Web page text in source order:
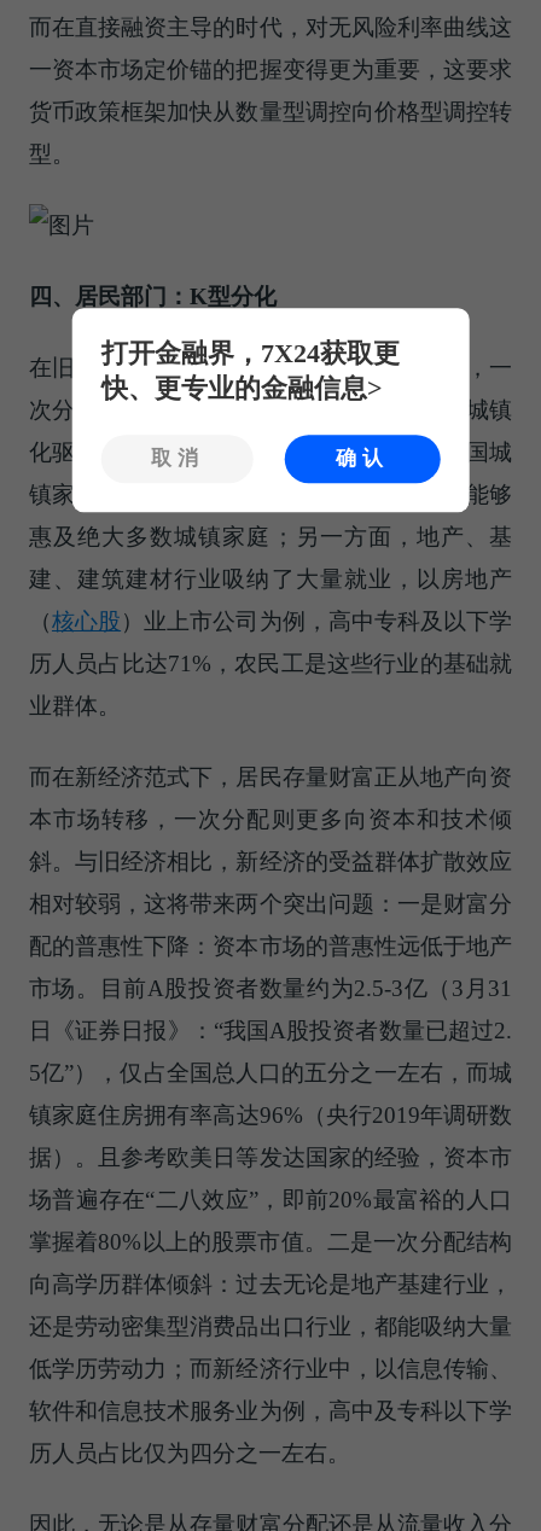
而在直接融资主导的时代，对无风险利率曲线这
一资本市场定价锚的把握变得更为重要，这要求
货币政策框架加快从数量型调控向价格型调控转
型。
四、居民部门：K型分化
在旧经济范式下，居民财富主要来源于地产，一
次分配主要依靠劳动力。这一模式本质上是城镇
化驱动的，具有高度的普惠性：一方面，中国城
镇家庭住房拥有率高达96%左右，地产增值能够
惠及绝大多数城镇家庭；另一方面，地产、基
建、建筑建材行业吸纳了大量就业，以 房地产
（核心股） 业上市公司为例，高中专科及以下学
历人员占比达71%，农民工是这些行业的基础就
业群体。
而在新经济范式下，居民存量财富正从地产向资
本市场转移，一次分配则更多向资本和技术倾
斜。与旧经济相比，新经济的受益群体扩散效应
相对较弱，这将带来两个突出问题：一是财富分
配的普惠性下降：资本市场的普惠性远低于地产
市场。目前A股投资者数量约为2.5-3亿（3月31
日《证券日报 》：“我国A股投资者数量已超过2.
5亿”），仅占全国总人口的五分之一左右，而城
镇家庭住房拥有率高达96%（央行2019年调研数
据）。且参考欧美日等发达国家的经验，资本市
场普遍存在“二八效应”，即前20%最富裕的人口
掌握着80%以上的股票市值。二是一次分配结构
向高学历群体倾斜：过去无论是地产基建行业，
还是劳动密集型消费品出口行业，都能吸纳大量
低学历劳动力；而新经济行业中，以信息传输、
软件和信息技术服务业为例，高中及专科以下学
历人员占比仅为四分之一左右。
因此，无论是从存量财富分配还是从流量收入分
打开金融界，7X24获取更
快、更专业的金融信息>
取消 确认